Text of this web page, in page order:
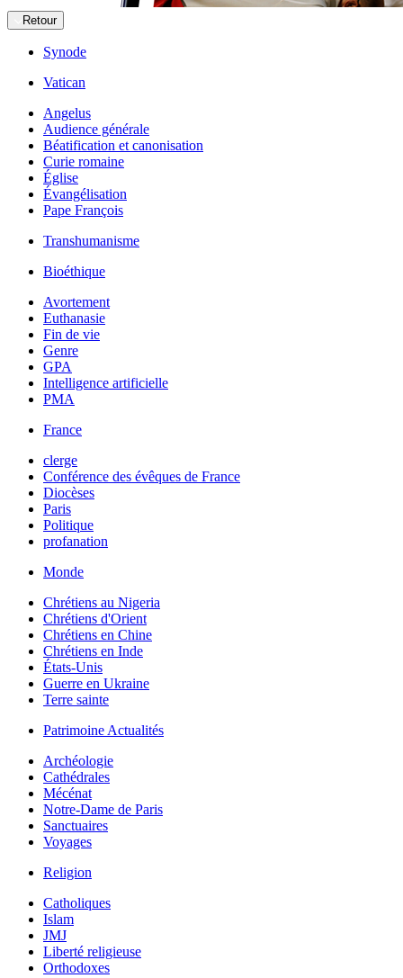
Retour
Synode
Vatican
Angelus
Audience générale
Béatification et canonisation
Curie romaine
Église
Évangélisation
Pape François
Transhumanisme
Bioéthique
Avortement
Euthanasie
Fin de vie
Genre
GPA
Intelligence artificielle
PMA
France
clerge
Conférence des évêques de France
Diocèses
Paris
Politique
profanation
Monde
Chrétiens au Nigeria
Chrétiens d'Orient
Chrétiens en Chine
Chrétiens en Inde
États-Unis
Guerre en Ukraine
Terre sainte
Patrimoine Actualités
Archéologie
Cathédrales
Mécénat
Notre-Dame de Paris
Sanctuaires
Voyages
Religion
Catholiques
Islam
JMJ
Liberté religieuse
Orthodoxes